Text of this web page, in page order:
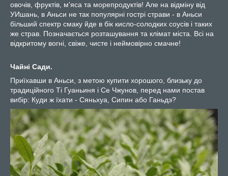
овочів, фруктів, м'яса та морепродуктів! Але на відміну від
УИшань, в Аньси не так популярні гострі страви - в Аньси
більший спектр смаку йде в бік кисло-солодких соусів і таких
же страв. Позначається розташування та клімат міста. Всі на
відкритому вогні, свіже, чисте і неймовірно смачне!
Чайні Сади.
Приїхавши в Аньси, з метою купити хорошого, близьку до
традиційного Ті Гуаньиня і Се Чжунов, перед нами постав
вибір: Куди ж їхати - Сяньхуа, Сипин або Ганьдэ?